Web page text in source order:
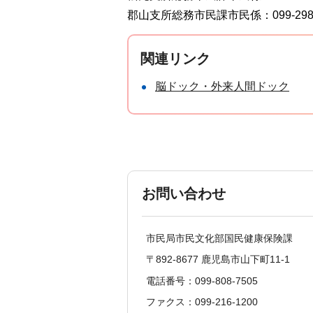
郡山支所総務市民課市民係：099-
関連リンク
脳ドック・外来人間ドック
お問い合わせ
市民局市民文化部国民健康保険課
〒892-8677 鹿児島市山下町11-1
電話番号：099-808-7505
ファクス：099-216-1200